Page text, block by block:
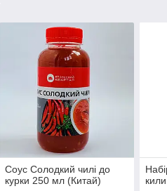
Соус Солодкий чилі до
курки 250 мл (Китай)